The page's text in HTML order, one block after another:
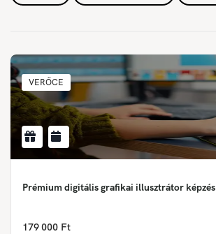
VERŐCE
Prémium digitális grafikai illusztrátor képzés
179 000 Ft